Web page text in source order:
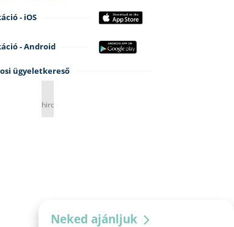
- iOS
- Android
ügyeletkereső
hirdetés
Neked ajánljuk